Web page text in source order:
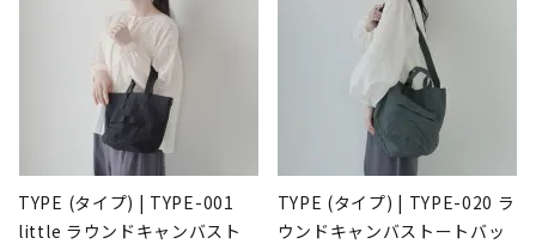
TYPE (タイプ) | TYPE-001
little ラウンドキャンバスト
TYPE (タイプ) | TYPE-020 ラ
ウンドキャンバストートバッ